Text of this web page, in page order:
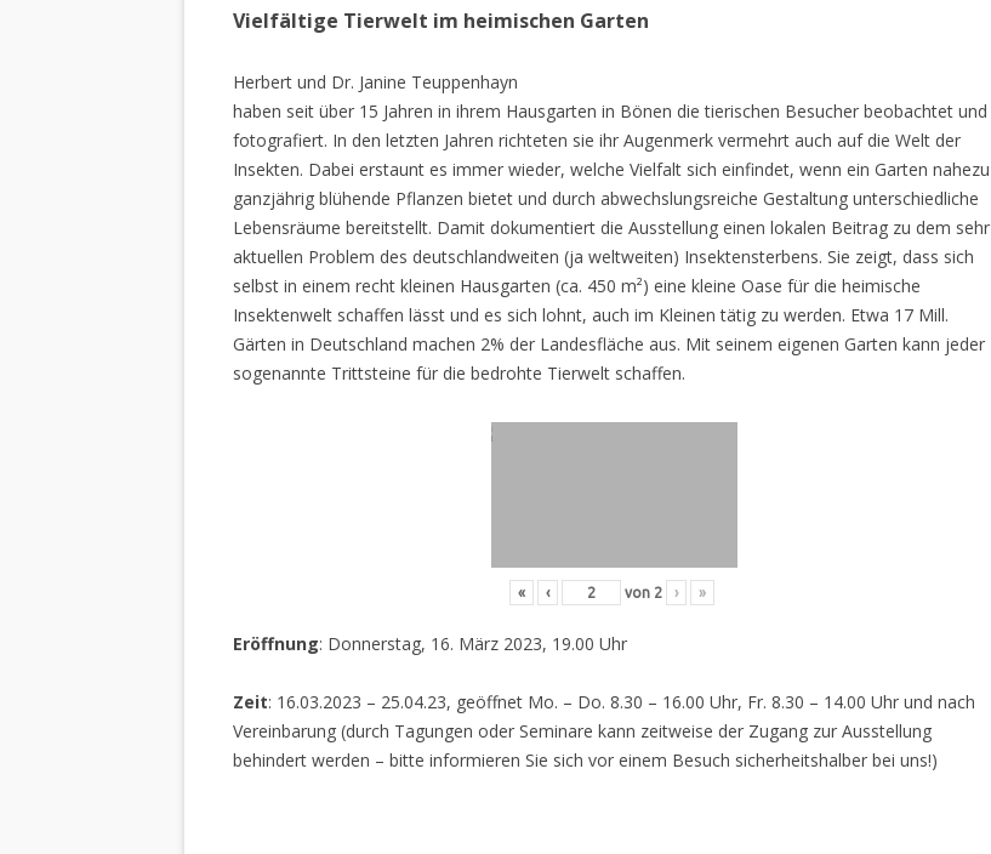
Vielfältige Tierwelt im heimischen Garten
Herbert und Dr. Janine Teuppenhayn
haben seit über 15 Jahren in ihrem Hausgarten in Bönen die tierischen Besucher beobachtet und
fotografiert. In den letzten Jahren richteten sie ihr Augenmerk vermehrt auch auf die Welt der
Insekten. Dabei erstaunt es immer wieder, welche Vielfalt sich einfindet, wenn ein Garten nahezu
ganzjährig blühende Pflanzen bietet und durch abwechslungsreiche Gestaltung unterschiedliche
Lebensräume bereitstellt. Damit dokumentiert die Ausstellung einen lokalen Beitrag zu dem sehr
aktuellen Problem des deutschlandweiten (ja weltweiten) Insektensterbens. Sie zeigt, dass sich
selbst in einem recht kleinen Hausgarten (ca. 450 m²) eine kleine Oase für die heimische
Insektenwelt schaffen lässt und es sich lohnt, auch im Kleinen tätig zu werden. Etwa 17 Mill.
Gärten in Deutschland machen 2% der Landesfläche aus. Mit seinem eigenen Garten kann jeder
sogenannte Trittsteine für die bedrohte Tierwelt schaffen.
« ‹ von 2 › »
Eröffnung: Donnerstag, 16. März 2023, 19.00 Uhr
Zeit: 16.03.2023 – 25.04.23, geöffnet Mo. – Do. 8.30 – 16.00 Uhr, Fr. 8.30 – 14.00 Uhr und nach
Vereinbarung (durch Tagungen oder Seminare kann zeitweise der Zugang zur Ausstellung
behindert werden – bitte informieren Sie sich vor einem Besuch sicherheitshalber bei uns!)